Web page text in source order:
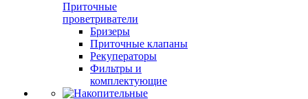
Приточные
проветриватели
Бризеры
Приточные клапаны
Рекуператоры
Фильтры и
комплектующие